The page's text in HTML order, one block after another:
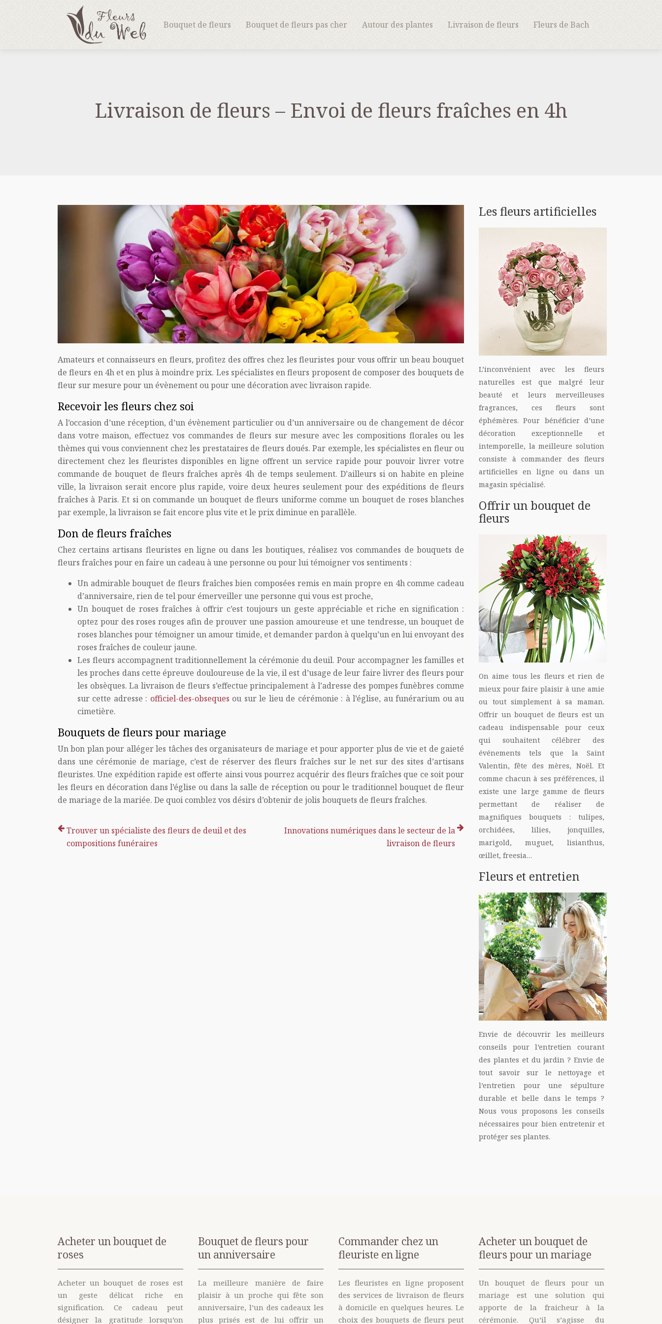
Bouquet de fleurs Bouquet de fleurs pas cher Autour des plantes Livraison de fleurs Fleurs de Bach
Livraison de fleurs – Envoi de fleurs fraîches en 4h
Amateurs et connaisseurs en fleurs, profitez des offres chez les fleuristes pour vous offrir un beau bouquet
de fleurs en 4h et en plus à moindre prix. Les spécialistes en fleurs proposent de composer des bouquets de
fleur sur mesure pour un évènement ou pour une décoration avec livraison rapide.
Recevoir les fleurs chez soi
A l’occasion d’une réception, d’un évènement particulier ou d’un anniversaire ou de changement de décor
dans votre maison, effectuez vos commandes de fleurs sur mesure avec les compositions florales ou les
thèmes qui vous conviennent chez les prestataires de fleurs doués. Par exemple, les spécialistes en fleur ou
directement chez les fleuristes disponibles en ligne offrent un service rapide pour pouvoir livrer votre
commande de bouquet de fleurs fraîches après 4h de temps seulement. D’ailleurs si on habite en pleine
ville, la livraison serait encore plus rapide, voire deux heures seulement pour des expéditions de fleurs
fraîches à Paris. Et si on commande un bouquet de fleurs uniforme comme un bouquet de roses blanches
par exemple, la livraison se fait encore plus vite et le prix diminue en parallèle.
Don de fleurs fraîches
Chez certains artisans fleuristes en ligne ou dans les boutiques, réalisez vos commandes de bouquets de
fleurs fraîches pour en faire un cadeau à une personne ou pour lui témoigner vos sentiments :
Un admirable bouquet de fleurs fraîches bien composées remis en main propre en 4h comme cadeau
d’anniversaire, rien de tel pour émerveiller une personne qui vous est proche,
Un bouquet de roses fraîches à offrir c’est toujours un geste appréciable et riche en signification :
optez pour des roses rouges afin de prouver une passion amoureuse et une tendresse, un bouquet de
roses blanches pour témoigner un amour timide, et demander pardon à quelqu’un en lui envoyant des
roses fraîches de couleur jaune.
Les fleurs accompagnent traditionnellement la cérémonie du deuil. Pour accompagner les familles et
les proches dans cette épreuve douloureuse de la vie, il est d’usage de leur faire livrer des fleurs pour
les obsèques. La livraison de fleurs s’effectue principalement à l’adresse des pompes funèbres comme
sur cette adresse : officiel-des-obseques ou sur le lieu de cérémonie : à l’église, au funérarium ou au
cimetière.
Bouquets de fleurs pour mariage
Un bon plan pour alléger les tâches des organisateurs de mariage et pour apporter plus de vie et de gaieté
dans une cérémonie de mariage, c’est de réserver des fleurs fraîches sur le net sur des sites d’artisans
fleuristes. Une expédition rapide est offerte ainsi vous pourrez acquérir des fleurs fraîches que ce soit pour
les fleurs en décoration dans l’église ou dans la salle de réception ou pour le traditionnel bouquet de fleur
de mariage de la mariée. De quoi comblez vos désirs d’obtenir de jolis bouquets de fleurs fraîches.
Trouver un spécialiste des fleurs de deuil et des
compositions funéraires
Innovations numériques dans le secteur de la
livraison de fleurs
Les fleurs artificielles
L’inconvénient avec les fleurs
naturelles est que malgré leur
beauté et leurs merveilleuses
fragrances, ces fleurs sont
éphémères. Pour bénéficier d’une
décoration exceptionnelle et
intemporelle, la meilleure solution
consiste à commander des fleurs
artificielles en ligne ou dans un
magasin spécialisé.
Offrir un bouquet de
fleurs
On aime tous les fleurs et rien de
mieux pour faire plaisir à une amie
ou tout simplement à sa maman.
Offrir un bouquet de fleurs est un
cadeau indispensable pour ceux
qui souhaitent célébrer des
événements tels que la Saint
Valentin, fête des mères, Noël. Et
comme chacun à ses préférences, il
existe une large gamme de fleurs
permettant de réaliser de
magnifiques bouquets : tulipes,
orchidées, lilies, jonquilles,
marigold, muguet, lisianthus,
œillet, freesia…
Fleurs et entretien
Envie de découvrir les meilleurs
conseils pour l’entretien courant
des plantes et du jardin ? Envie de
tout savoir sur le nettoyage et
l’entretien pour une sépulture
durable et belle dans le temps ?
Nous vous proposons les conseils
nécessaires pour bien entretenir et
protéger ses plantes.
Acheter un bouquet de
roses
Acheter un bouquet de roses est
un geste délicat riche en
signification. Ce cadeau peut
désigner la gratitude lorsqu’on
Bouquet de fleurs pour
un anniversaire
La meilleure manière de faire
plaisir à un proche qui fête son
anniversaire, l’un des cadeaux les
plus prisés est de lui offrir un
Commander chez un
fleuriste en ligne
Les fleuristes en ligne proposent
des services de livraison de fleurs
à domicile en quelques heures. Le
choix des bouquets de fleurs peut
Acheter un bouquet de
fleurs pour un mariage
Un bouquet de fleurs pour un
mariage est une solution qui
apporte de la fraicheur à la
cérémonie. Qu’il s’agisse du